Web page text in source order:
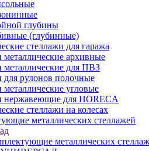
глубины
(глубинные)
стеллажи для гаража
металлические архивные
металлические для ПВЗ
для рулонов полочные
угловые
нержавеющие для HORECA
стеллажи на колесах
металлических стеллажей
металлических